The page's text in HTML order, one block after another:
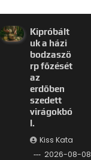
Kipróbált
uk a házi
bodzaszö
rp főzését
az
erdőben
szedett
virágokbó
l.
Kiss Kata
2026-08-08